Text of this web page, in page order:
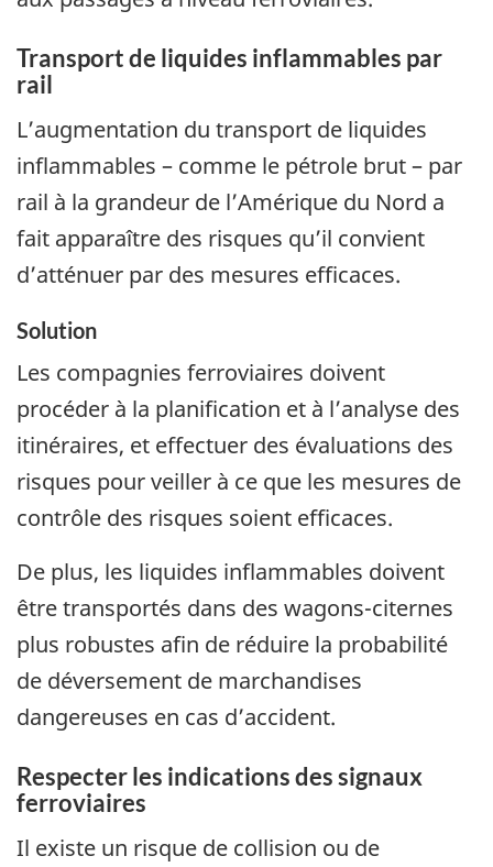
Transport de liquides inflammables par
rail
L’augmentation du transport de liquides
inflammables – comme le pétrole brut – par
rail à la grandeur de l’Amérique du Nord a
fait apparaître des risques qu’il convient
d’atténuer par des mesures efficaces.
Solution
Les compagnies ferroviaires doivent
procéder à la planification et à l’analyse des
itinéraires, et effectuer des évaluations des
risques pour veiller à ce que les mesures de
contrôle des risques soient efficaces.
De plus, les liquides inflammables doivent
être transportés dans des wagons-citernes
plus robustes afin de réduire la probabilité
de déversement de marchandises
dangereuses en cas d’accident.
Respecter les indications des signaux
ferroviaires
Il existe un risque de collision ou de